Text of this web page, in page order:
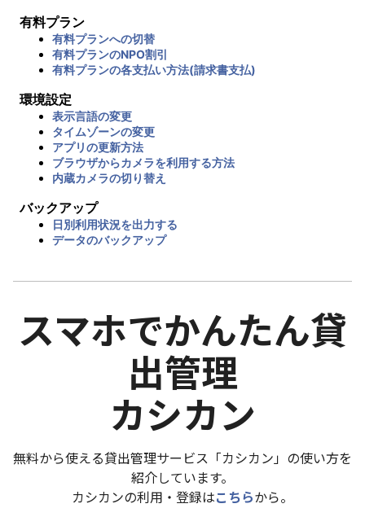
有料プラン
有料プランへの切替
有料プランのNPO割引
有料プランの各支払い方法(請求書支払)
環境設定
表示言語の変更
タイムゾーンの変更
アプリの更新方法
ブラウザからカメラを利用する方法
内蔵カメラの切り替え
バックアップ
日別利用状況を出力する
データのバックアップ
スマホでかんたん貸
出管理
カシカン
無料から使える貸出管理サービス「カシカン」の使い方を
紹介しています。
カシカンの利用・登録はこちらから。